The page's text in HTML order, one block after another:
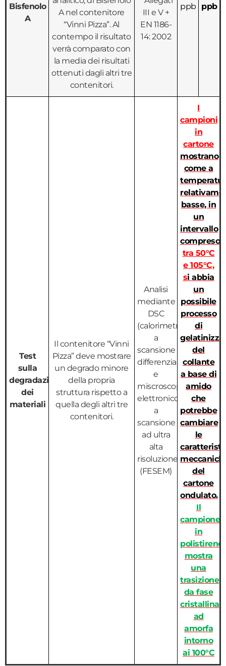
Bisfenolo
A
A nel contenitore
“Vinni Pizza”. Al
contempo il risultato
verrà comparato con
la media dei risultati
ottenuti dagli altri tre
contenitori.
III e V +
EN 1186-
14: 2002
ppb ppb
Test
sulla
degradazione
dei
materiali
Il contenitore “Vinni
Pizza” deve mostrare
un degrado minore
della propria
struttura rispetto a
quella degli altri tre
contenitori.
Analisi
mediante
DSC
(calorimetria
a
scansione
differenziale)
e
miscroscopio
elettronico
a
scansione
ad ultra
alta
risoluzione
(FESEM)
I
campioni
in
cartone
mostrano
come a
basse, in
un
intervallo
compreso
tra 50°C
e 105°C,
si abbia
un
possibile
processo
di
del
collante
a base di
amido
che
potrebbe
cambiare
le
del
cartone
ondulato.
Il
campione
in
polistirene
mostra
una
trasizione
da fase
cristallina
ad
amorfa
intorno
ai 100°C